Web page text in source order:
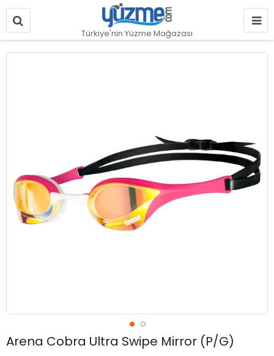
Türkiye'nin Yüzme Mağazası
Arena Cobra Ultra Swipe Mirror (P/G)
Resim
Resim